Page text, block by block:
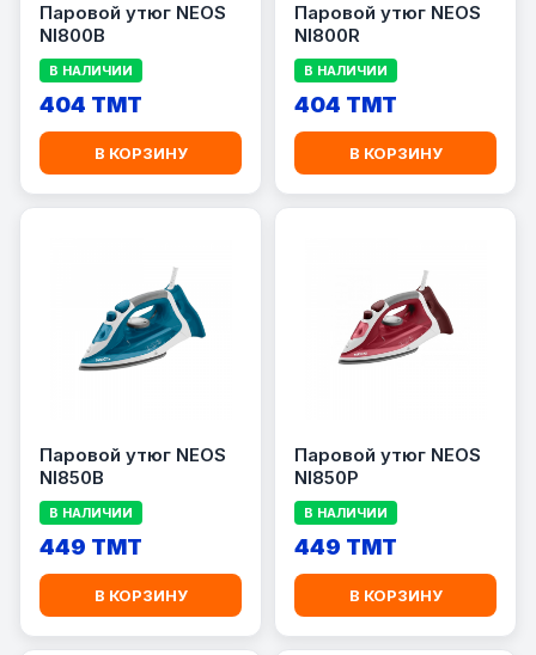
Паровой утюг NEOS
NI800B
В НАЛИЧИИ
404 TMT
В КОРЗИНУ
Паровой утюг NEOS
NI800R
В НАЛИЧИИ
404 TMT
В КОРЗИНУ
Паровой утюг NEOS
NI850B
В НАЛИЧИИ
449 TMT
В КОРЗИНУ
Паровой утюг NEOS
NI850P
В НАЛИЧИИ
449 TMT
В КОРЗИНУ